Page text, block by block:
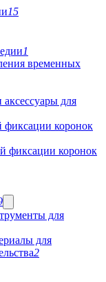
15
1
временных
для
коронок
фиксации коронок
для
для
2